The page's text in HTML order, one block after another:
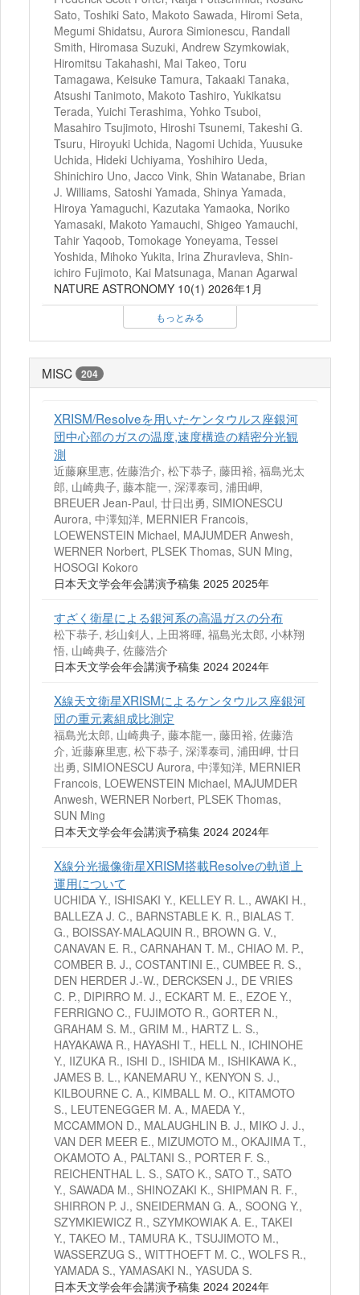
Sato, Toshiki Sato, Makoto Sawada, Hiromi Seta,
Megumi Shidatsu, Aurora Simionescu, Randall
Smith, Hiromasa Suzuki, Andrew Szymkowiak,
Hiromitsu Takahashi, Mai Takeo, Toru
Tamagawa, Keisuke Tamura, Takaaki Tanaka,
Atsushi Tanimoto, Makoto Tashiro, Yukikatsu
Terada, Yuichi Terashima, Yohko Tsuboi,
Masahiro Tsujimoto, Hiroshi Tsunemi, Takeshi G.
Tsuru, Hiroyuki Uchida, Nagomi Uchida, Yuusuke
Uchida, Hideki Uchiyama, Yoshihiro Ueda,
Shinichiro Uno, Jacco Vink, Shin Watanabe, Brian
J. Williams, Satoshi Yamada, Shinya Yamada,
Hiroya Yamaguchi, Kazutaka Yamaoka, Noriko
Yamasaki, Makoto Yamauchi, Shigeo Yamauchi,
Tahir Yaqoob, Tomokage Yoneyama, Tessei
Yoshida, Mihoko Yukita, Irina Zhuravleva, Shin-
ichiro Fujimoto, Kai Matsunaga, Manan Agarwal
NATURE ASTRONOMY 10(1) 2026年1月
もっとみる
MISC 204
XRISM/Resolveを用いたケンタウルス座銀河
団中心部のガスの温度,速度構造の精密分光観
測
近藤麻里恵, 佐藤浩介, 松下恭子, 藤田裕, 福島光太
郎, 山崎典子, 藤本龍一, 深澤泰司, 浦田岬,
BREUER Jean-Paul, 廿日出勇, SIMIONESCU
Aurora, 中澤知洋, MERNIER Francois,
LOEWENSTEIN Michael, MAJUMDER Anwesh,
WERNER Norbert, PLSEK Thomas, SUN Ming,
HOSOGI Kokoro
日本天文学会年会講演予稿集 2025 2025年
すざく衛星による銀河系の高温ガスの分布
松下恭子, 杉山剣人, 上田将暉, 福島光太郎, 小林翔
悟, 山崎典子, 佐藤浩介
日本天文学会年会講演予稿集 2024 2024年
X線天文衛星XRISMによるケンタウルス座銀河
団の重元素組成比測定
福島光太郎, 山崎典子, 藤本龍一, 藤田裕, 佐藤浩
介, 近藤麻里恵, 松下恭子, 深澤泰司, 浦田岬, 廿日
出勇, SIMIONESCU Aurora, 中澤知洋, MERNIER
Francois, LOEWENSTEIN Michael, MAJUMDER
Anwesh, WERNER Norbert, PLSEK Thomas,
SUN Ming
日本天文学会年会講演予稿集 2024 2024年
X線分光撮像衛星XRISM搭載Resolveの軌道上
運用について
UCHIDA Y., ISHISAKI Y., KELLEY R. L., AWAKI H.,
BALLEZA J. C., BARNSTABLE K. R., BIALAS T.
G., BOISSAY-MALAQUIN R., BROWN G. V.,
CANAVAN E. R., CARNAHAN T. M., CHIAO M. P.,
COMBER B. J., COSTANTINI E., CUMBEE R. S.,
DEN HERDER J.-W., DERCKSEN J., DE VRIES
C. P., DIPIRRO M. J., ECKART M. E., EZOE Y.,
FERRIGNO C., FUJIMOTO R., GORTER N.,
GRAHAM S. M., GRIM M., HARTZ L. S.,
HAYAKAWA R., HAYASHI T., HELL N., ICHINOHE
Y., IIZUKA R., ISHI D., ISHIDA M., ISHIKAWA K.,
JAMES B. L., KANEMARU Y., KENYON S. J.,
KILBOURNE C. A., KIMBALL M. O., KITAMOTO
S., LEUTENEGGER M. A., MAEDA Y.,
MCCAMMON D., MALAUGHLIN B. J., MIKO J. J.,
VAN DER MEER E., MIZUMOTO M., OKAJIMA T.,
OKAMOTO A., PALTANI S., PORTER F. S.,
REICHENTHAL L. S., SATO K., SATO T., SATO
Y., SAWADA M., SHINOZAKI K., SHIPMAN R. F.,
SHIRRON P. J., SNEIDERMAN G. A., SOONG Y.,
SZYMKIEWICZ R., SZYMKOWIAK A. E., TAKEI
Y., TAKEO M., TAMURA K., TSUJIMOTO M.,
WASSERZUG S., WITTHOEFT M. C., WOLFS R.,
YAMADA S., YAMASAKI N., YASUDA S.
日本天文学会年会講演予稿集 2024 2024年